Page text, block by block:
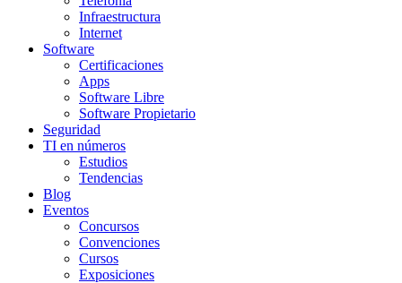
Infraestructura
Internet
Software
Certificaciones
Apps
Software Libre
Software Propietario
Seguridad
TI en números
Estudios
Tendencias
Blog
Eventos
Concursos
Convenciones
Cursos
Exposiciones